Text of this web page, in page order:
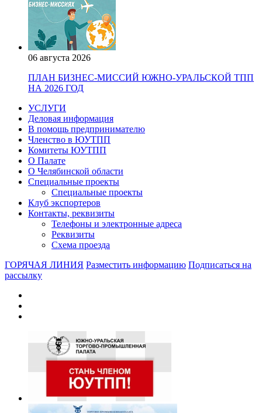
06 августа 2026
ПЛАН БИЗНЕС-МИССИЙ ЮЖНО-УРАЛЬСКОЙ ТПП
НА 2026 ГОД
УСЛУГИ
Деловая информация
В помощь предпринимателю
Членство в ЮУТПП
Комитеты ЮУТПП
О Палате
О Челябинской области
Специальные проекты
Специальные проекты
Клуб экспортеров
Контакты, реквизиты
Телефоны и электронные адреса
Реквизиты
Схема проезда
ГОРЯЧАЯ ЛИНИЯ Разместить информацию Подписаться на
рассылку